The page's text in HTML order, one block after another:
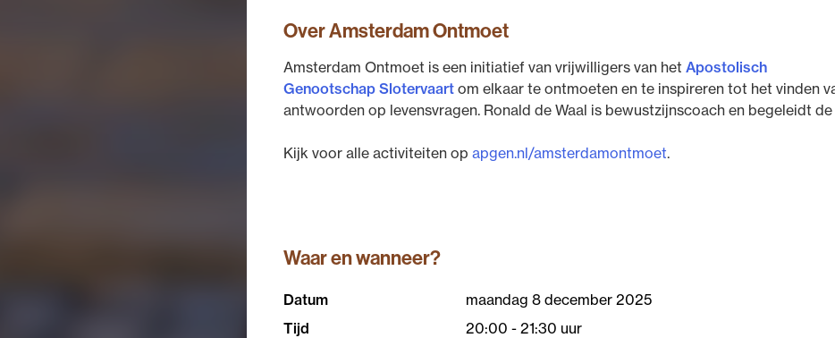
Over Amsterdam Ontmoet
Amsterdam Ontmoet is een initiatief van vrijwilligers van het Apostolisch
Genootschap Slotervaart om elkaar te ontmoeten en te inspireren tot het vinden
antwoorden op levensvragen. Ronald de Waal is bewustzijnscoach en begeleidt
Kijk voor alle activiteiten op apgen.nl/amsterdamontmoet.
Waar en wanneer?
Datum
maandag 8 december 2025
Tijd
20:00 - 21:30 uur